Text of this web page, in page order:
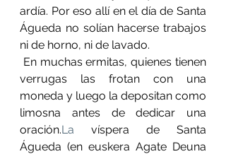
ardía. Por eso allí en el día de Santa
Águeda no solían hacerse trabajos
ni de horno, ni de lavado.
En muchas ermitas, quienes tienen
verrugas las frotan con una
moneda y luego la depositan como
oración.La víspera de Santa
Águeda (en euskera Agate Deuna